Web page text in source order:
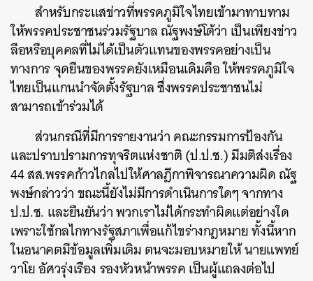
สำหรับกระแสข่าวที่พรรคภูมิใจไทยเข้ามาทาบทาม
ให้พรรคประชาชนร่วมรัฐบาล ณัฐพงษ์โต้ว่า เป็นเพียงข่าว
ลือหรือบุคคลที่ไม่ได้เป็นตัวแทนของพรรคอย่างเป็น
ทางการ จุดยืนของพรรคยังเหมือนเดิมคือ ให้พรรคภูมิใจ
ไทยเป็นแกนนำจัดตั้งรัฐบาล ซึ่งพรรคประชาชนไม่
สามารถเข้าร่วมได้
ส่วนกรณีที่มีการรายงานว่า คณะกรรมการป้องกัน
และปราบปรามการทุจริตแห่งชาติ (ป.ป.ช.) มีมติส่งเรื่อง
44 สส.พรรคก้าวไกลไปให้ศาลฎีกาพิจารณาความผิด ณัฐ
พงษ์กล่าวว่า ขณะนี้ยังไม่มีการดำเนินการใดๆ จากทาง
ป.ป.ช. และยืนยันว่า พวกเราไม่ได้กระทำผิดแต่อย่างใด
เพราะใช้กลไกทางรัฐสภาเพื่อแก้ไขร่างกฎหมาย ทั้งนี้หาก
ในอนาคตมีข้อมูลเพิ่มเติม ตนจะมอบหมายให้ นายแพทย์
วาโย อัศวรุ่งเรือง รองหัวหน้าพรรค เป็นผู้แถลงต่อไป